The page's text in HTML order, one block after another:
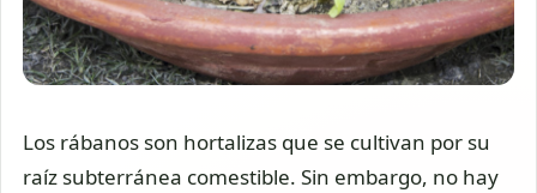
Los rábanos son hortalizas que se cultivan por su
raíz subterránea comestible. Sin embargo, no hay